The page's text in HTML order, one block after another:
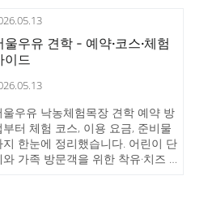
울우유 견학 - 예약·코스·체험
이드
울우유 낙농체험목장 견학 예약 방
부터 체험 코스, 이용 요금, 준비물
지 한눈에 정리했습니다. 어린이 단
와 가족 방문객을 위한 착유·치즈 만